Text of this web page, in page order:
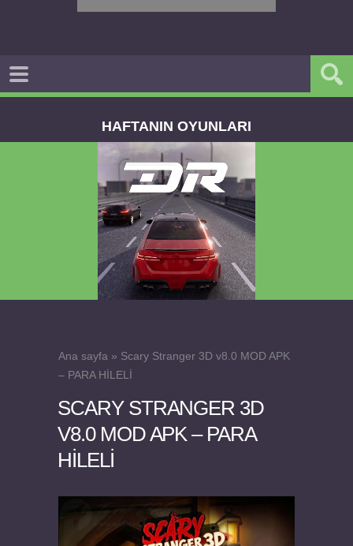
HAFTANIN OYUNLARI
Felix the Reaper v1.25 FULL APK
Ana sayfa » Scary Stranger 3D v8.0 MOD APK
– PARA HİLELİ
SCARY STRANGER 3D
V8.0 MOD APK – PARA
HİLELİ